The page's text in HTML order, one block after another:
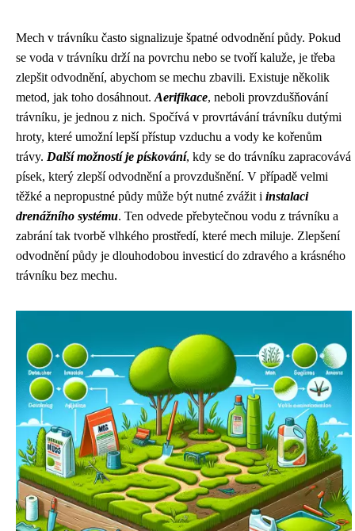
Mech v trávníku často signalizuje špatné odvodnění půdy. Pokud
se voda v trávníku drží na povrchu nebo se tvoří kaluže, je třeba
zlepšit odvodnění, abychom se mechu zbavili. Existuje několik
metod, jak toho dosáhnout. Aerifikace, neboli provzdušňování
trávníku, je jednou z nich. Spočívá v provrtávání trávníku dutými
hroty, které umožní lepší přístup vzduchu a vody ke kořenům
trávy. Další možností je pískování, kdy se do trávníku zapracovává
písek, který zlepší odvodnění a provzdušnění. V případě velmi
těžké a nepropustné půdy může být nutné zvážit i instalaci
drenážního systému. Ten odvede přebytečnou vodu z trávníku a
zabrání tak tvorbě vlhkého prostředí, které mech miluje. Zlepšení
odvodnění půdy je dlouhodobou investicí do zdravého a krásného
trávníku bez mechu.